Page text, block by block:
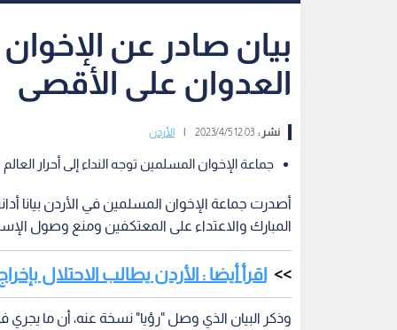
بيان صادر عن
العدوان على الأقصى
نشر :12:03 2023/4/5 الأردن
جماعة الإخوان المسلمين توجه النداء إلى أحرار
أصدرت جماعة الإخوان المسلمين في الأردن بيانا
المبارك والاعتداء على المعتكفين ومنع وصول
اقرأ أيضا : الأردن يطالب الاحتلال
وذكر البيان الذي وصل "رؤيا" نسخة عنه، أن ما